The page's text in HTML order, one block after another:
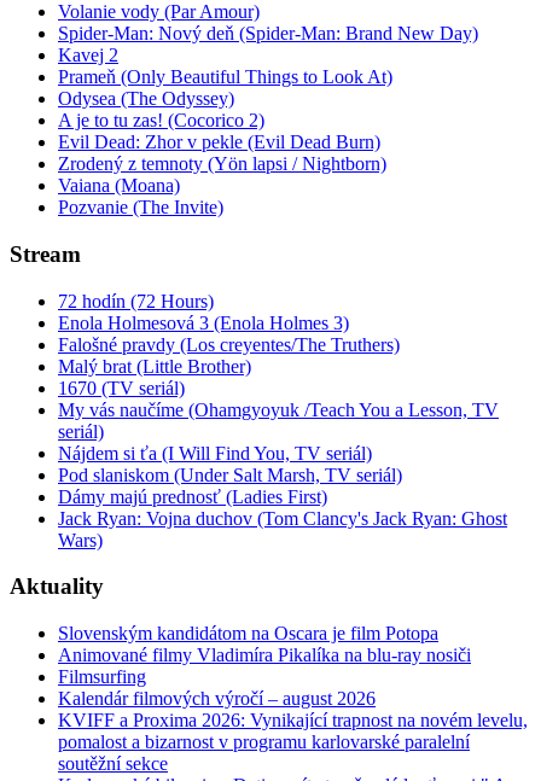
Volanie vody (Par Amour)
Spider-Man: Nový deň (Spider-Man: Brand New Day)
Kavej 2
Prameň (Only Beautiful Things to Look At)
Odysea (The Odyssey)
A je to tu zas! (Cocorico 2)
Evil Dead: Zhor v pekle (Evil Dead Burn)
Zrodený z temnoty (Yön lapsi / Nightborn)
Vaiana (Moana)
Pozvanie (The Invite)
Stream
72 hodín (72 Hours)
Enola Holmesová 3 (Enola Holmes 3)
Falošné pravdy (Los creyentes/The Truthers)
Malý brat (Little Brother)
1670 (TV seriál)
My vás naučíme (Ohamgyoyuk /Teach You a Lesson, TV
seriál)
Nájdem si ťa (I Will Find You, TV seriál)
Pod slaniskom (Under Salt Marsh, TV seriál)
Dámy majú prednosť (Ladies First)
Jack Ryan: Vojna duchov (Tom Clancy's Jack Ryan: Ghost
Wars)
Aktuality
Slovenským kandidátom na Oscara je film Potopa
Animované filmy Vladimíra Pikalíka na blu-ray nosiči
Filmsurfing
Kalendár filmových výročí – august 2026
KVIFF a Proxima 2026: Vynikající trapnost na novém levelu,
pomalost a bizarnost v programu karlovarské paralelní
soutěžní sekce